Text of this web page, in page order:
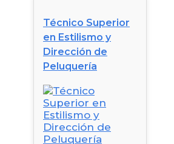
Técnico Superior
en Estilismo y
Dirección de
Peluquería